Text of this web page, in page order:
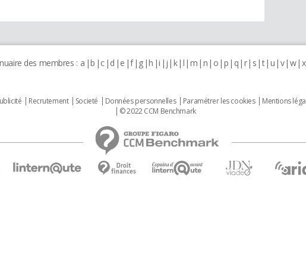
des membres : a b c d e f g h i j k l m n o p q r s t u v w x
Recrutement Societé Données personnelles Paramétrer les cookies Mentions
© 2022 CCM Benchmark